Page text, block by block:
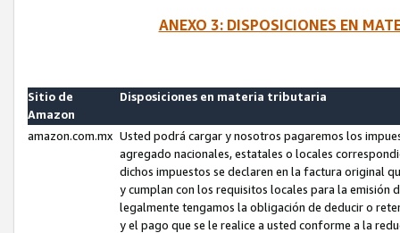
ANEXO 3: DISPOSICIONES EN
Sitio de
Amazon
Disposiciones en materia tributaria
amazon.com.mx Usted podrá cargar y nosotros pagaremos los
agregado nacionales, estatales o locales
dichos impuestos se declaren en la factura original
y cumplan con los requisitos locales para la emisión
legalmente tengamos la obligación de deducir o
y el pago que se le realice a usted conforme a la